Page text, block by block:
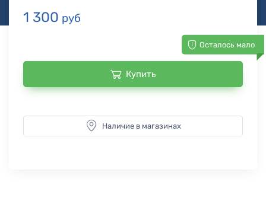
1 300 руб
Осталось мало
Купить
Наличие в магазинах